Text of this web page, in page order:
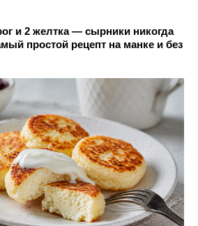
и 2 желтка — сырники никогда
простой рецепт на манке и без